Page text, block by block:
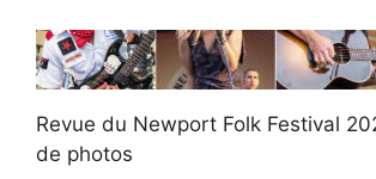
Revue du Newport Folk Festival
de photos